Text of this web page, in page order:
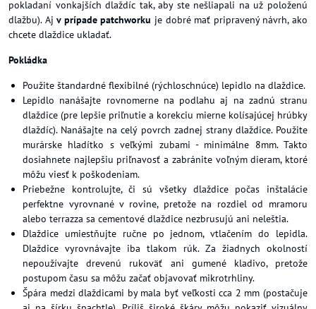
pokladaní vonkajších dlaždíc tak, aby ste nešliapali na už položenú
dlažbu). Ajv prípade patchworku je dobré mať pripravený návrh, ako
chcete dlaždice ukladať.
Pokládka
Použite štandardné flexibilné (rýchloschnúce) lepidlo na dlaždice.
Lepidlo nanášajte rovnomerne na podlahu aj na zadnú stranu
dlaždice (pre lepšie priľnutie a korekciu mierne kolísajúcej hrúbky
dlaždíc). Nanášajte na celý povrch zadnej strany dlaždice. Použite
murárske hladítko s veľkými zubami - minimálne 8mm. Takto
dosiahnete najlepšiu priľnavosť a zabránite voľným dieram, ktoré
môžu viesť k poškodeniam.
Priebežne kontrolujte, či sú všetky dlaždice počas inštalácie
perfektne vyrovnané v rovine, pretože na rozdiel od mramoru
alebo terrazza sa cementové dlaždice nezbrusujú ani neleštia.
Dlaždice umiestňujte ručne po jednom, vtlačením do lepidla.
Dlaždice vyrovnávajte iba tlakom rúk. Za žiadnych okolností
nepoužívajte drevenú rukoväť ani gumené kladivo, pretože
postupom času sa môžu začať objavovať mikrotrhliny.
Špára medzi dlaždicami by mala byť veľkosti cca 2 mm (postačuje